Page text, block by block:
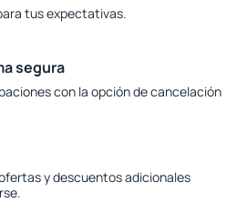
tus expectativas.
segura
con la opción de cancelación
y descuentos adicionales